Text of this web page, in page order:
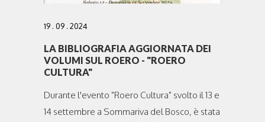
19 . 09 . 2024
LA BIBLIOGRAFIA AGGIORNATA DEI
VOLUMI SUL ROERO - "ROERO
CULTURA"
Durante l'evento "Roero Cultura" svolto il 13 e
14 settembre a Sommariva del Bosco, è stata